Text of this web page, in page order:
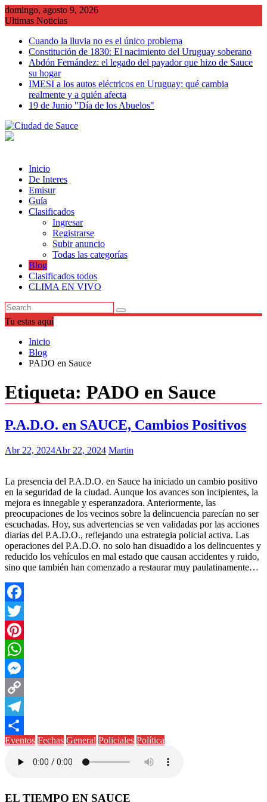
Saltar
al
domingo, agosto 9, 2026
Ultimas Noticias
Cuando la lluvia no es el único problema
Constitución de 1830: El nacimiento del Uruguay soberano
Abdón Fernández: el legado del payador que hizo de Sauce
su hogar
IMESI a los autos eléctricos en Uruguay: qué cambia
realmente y a quién afecta
19 de Junio "Día de los Abuelos"
Inicio
De Interes
Emisur
Guía
Clasificados
Ingresar
Registrarse
Subir anuncio
Todas las categorías
Blog
Clasificados todos
CLIMA EN VIVO
Tu estas aquí
Inicio
Blog
PADO en Sauce
Etiqueta: PADO en Sauce
P.A.D.O. en SAUCE, Cambios Positivos
Abr 22, 2024Abr 22, 2024 Martin
La presencia del P.A.D.O. en Sauce ha iniciado un cambio positivo
en la seguridad de la ciudad. Aunque los avances son incipientes, la
mejora es innegable y esperanzadora. Anteriormente, las
preocupaciones de los vecinos sobre la delincuencia parecían no ser
escuchadas. Hoy, sus advertencias se ven validadas por las acciones
diarias del P.A.D.O., reflejando una estrategia policial activa. Las
operaciones del P.A.D.O. no solo han disuadido a los delincuentes y
reducido los vehículos en mal estado que causan accidentes y ruido,
sino que también han comenzado a restaurar muy paulatinamente…
Facebook
Twitter
Pinterest
WhatsApp
Messenger
Copy
Link
Telegram
Compartir
Eventos Fechas General Policiales Política
EL TIEMPO EN SAUCE